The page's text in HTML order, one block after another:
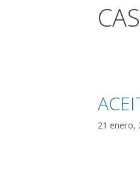
21 enero,